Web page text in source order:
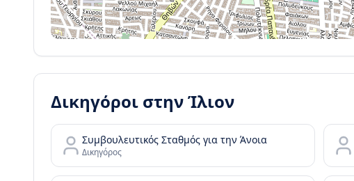
Δικηγόροι στηνΊλιον
Συμβουλευτικός Σταθμός για την Άνοια
Δικηγόρος